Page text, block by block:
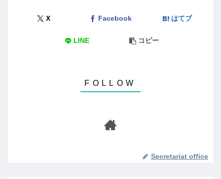
X Facebook はてブ
LINE コピー
Secretariat office